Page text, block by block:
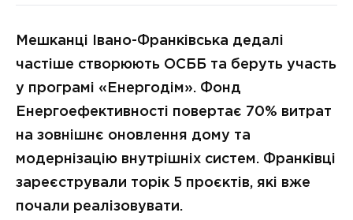
Мешканці Івано-Франківська дедалі
частіше створюють ОСББ та беруть участь
у програмі «Енергодім». Фонд
Енергоефективності повертає 70% витрат
на зовнішнє оновлення дому та
модернізацію внутрішніх систем. Франківці
зареєстрували торік 5 проєктів, які вже
почали реалізовувати.